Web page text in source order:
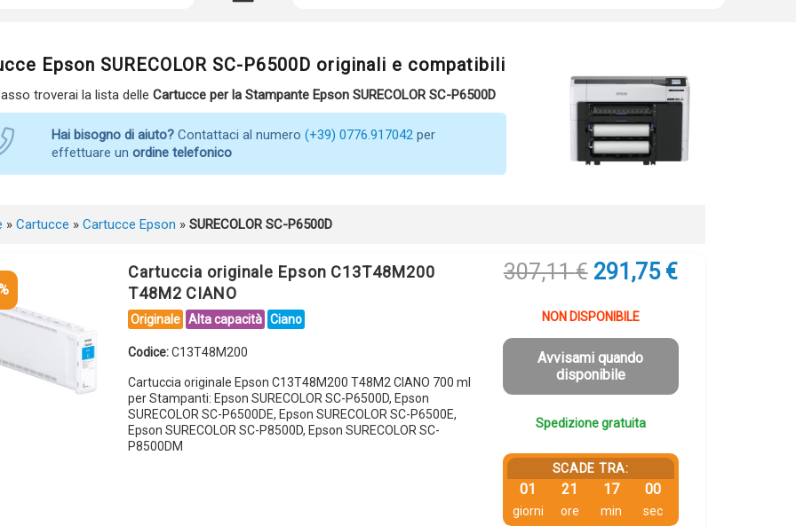
Epson SURECOLOR SC-P6500D originali e compatibili
troverai la lista delle Cartucce per la Stampante Epson SURECOLOR SC-P6500D
Hai bisogno di aiuto?Contattaci al numero (+39) 0776.917042per
effettuare un ordine telefonico
» Cartucce » Cartucce Epson » SURECOLOR SC-P6500D
Cartuccia originale Epson C13T48M200
T48M2 CIANO
Originale Alta capacità Ciano
Codice:C13T48M200
Cartuccia originale Epson C13T48M200 T48M2 CIANO 700 ml
per Stampanti: Epson SURECOLOR SC-P6500D, Epson
SURECOLOR SC-P6500DE, Epson SURECOLOR SC-P6500E,
Epson SURECOLOR SC-P8500D, Epson SURECOLOR SC-
P8500DM
307,11€ Il
originale
era:
307,11 €.
291,75 €Il
è:
NON DISPONIBILE
Avvisami quando
disponibile
Spedizione gratuita
SCADE TRA:
01
giorni
21
ore
16
min
59
sec